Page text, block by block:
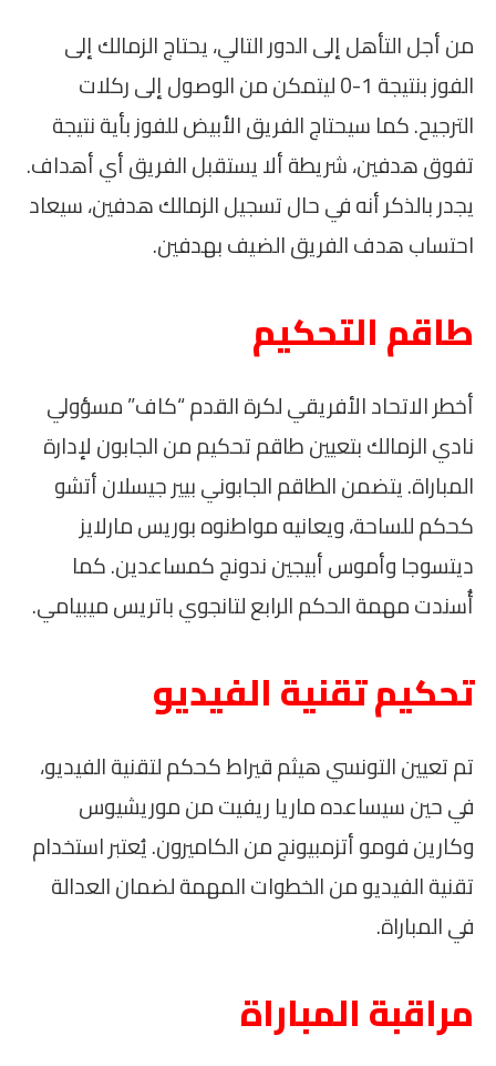
من أجل التأهل إلى الدور التالي، يحتاج الزمالك إلى
الفوز بنتيجة 1-0 ليتمكن من الوصول إلى ركلات
الترجيح. كما سيحتاج الفريق الأبيض للفوز بأية نتيجة
تفوق هدفين، شريطة ألا يستقبل الفريق أي أهداف.
يجدر بالذكر أنه في حال تسجيل الزمالك هدفين، سيعاد
احتساب هدف الفريق الضيف بهدفين.
طاقم التحكيم
أخطر الاتحاد الأفريقي لكرة القدم “كاف” مسؤولي
نادي الزمالك بتعيين طاقم تحكيم من الجابون لإدارة
المباراة. يتضمن الطاقم الجابوني بيير جيسلان أتشو
كحكم للساحة، ويعانيه مواطنوه بوريس مارلايز
ديتسوجا وأموس أبيجين ندونج كمساعدين. كما
أُسندت مهمة الحكم الرابع لتانجوي باتريس ميبيامي.
تحكيم تقنية الفيديو
تم تعيين التونسي هيثم قيراط كحكم لتقنية الفيديو،
في حين سيساعده ماريا ريفيت من موريشيوس
وكارين فومو أتزمبيونج من الكاميرون. يُعتبر استخدام
تقنية الفيديو من الخطوات المهمة لضمان العدالة
في المباراة.
مراقبة المباراة